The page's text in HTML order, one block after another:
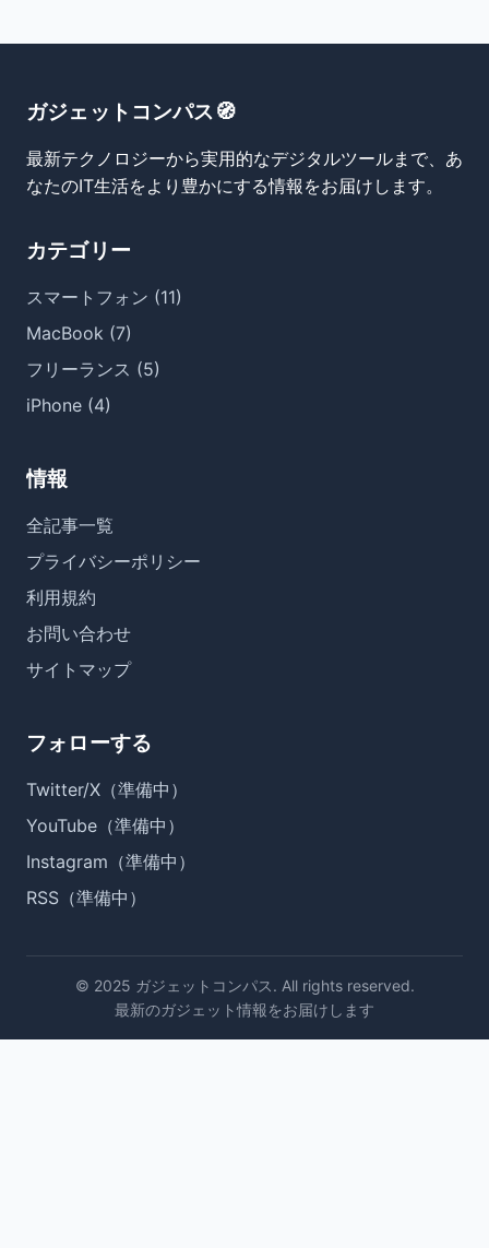
ガジェットコンパス🧭
最新テクノロジーから実用的なデジタルツールまで、あ
なたのIT生活をより豊かにする情報をお届けします。
カテゴリー
スマートフォン (11)
MacBook (7)
フリーランス (5)
iPhone (4)
情報
全記事一覧
プライバシーポリシー
利用規約
お問い合わせ
サイトマップ
フォローする
Twitter/X（準備中）
YouTube（準備中）
Instagram（準備中）
RSS（準備中）
© 2025 ガジェットコンパス. All rights reserved.
最新のガジェット情報をお届けします